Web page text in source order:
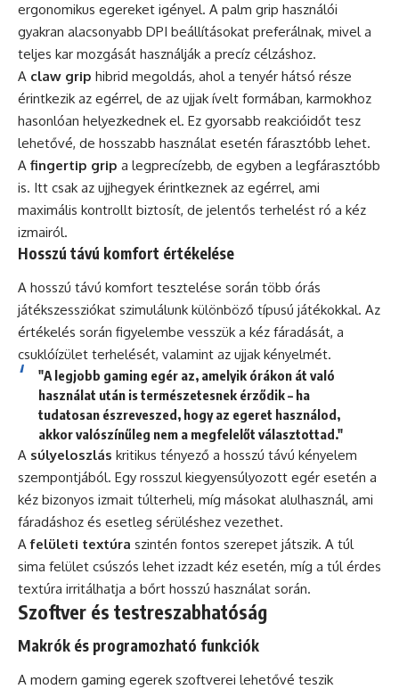
ergonomikus egereket igényel. A palm grip használói
gyakran alacsonyabb DPI beállításokat preferálnak, mivel a
teljes kar mozgását használják a precíz célzáshoz.
A claw grip hibrid megoldás, ahol a tenyér hátsó része
érintkezik az egérrel, de az ujjak ívelt formában, karmokhoz
hasonlóan helyezkednek el. Ez gyorsabb reakcióidőt tesz
lehetővé, de hosszabb használat esetén fárasztóbb lehet.
A fingertip grip a legprecízebb, de egyben a legfárasztóbb
is. Itt csak az ujjhegyek érintkeznek az egérrel, ami
maximális kontrollt biztosít, de jelentős terhelést ró a kéz
izmairól.
Hosszú távú komfort értékelése
A hosszú távú komfort tesztelése során több órás
játékszessziókat szimulálunk különböző típusú játékokkal. Az
értékelés során figyelembe vesszük a kéz fáradását, a
csuklóízület terhelését, valamint az ujjak kényelmét.
"A legjobb gaming egér az, amelyik órákon át való
használat után is természetesnek érződik – ha
tudatosan észreveszed, hogy az egeret használod,
akkor valószínűleg nem a megfelelőt választottad."
A súlyeloszlás kritikus tényező a hosszú távú kényelem
szempontjából. Egy rosszul kiegyensúlyozott egér esetén a
kéz bizonyos izmait túlterheli, míg másokat alulhasznál, ami
fáradáshoz és esetleg sérüléshez vezethet.
Afelületi textúra szintén fontos szerepet játszik. A túl
sima felület csúszós lehet izzadt kéz esetén, míg a túl érdes
textúra irritálhatja a bőrt hosszú használat során.
Szoftver és testreszabhatóság
Makrók és programozható funkciók
A modern gaming egerek szoftverei lehetővé teszik